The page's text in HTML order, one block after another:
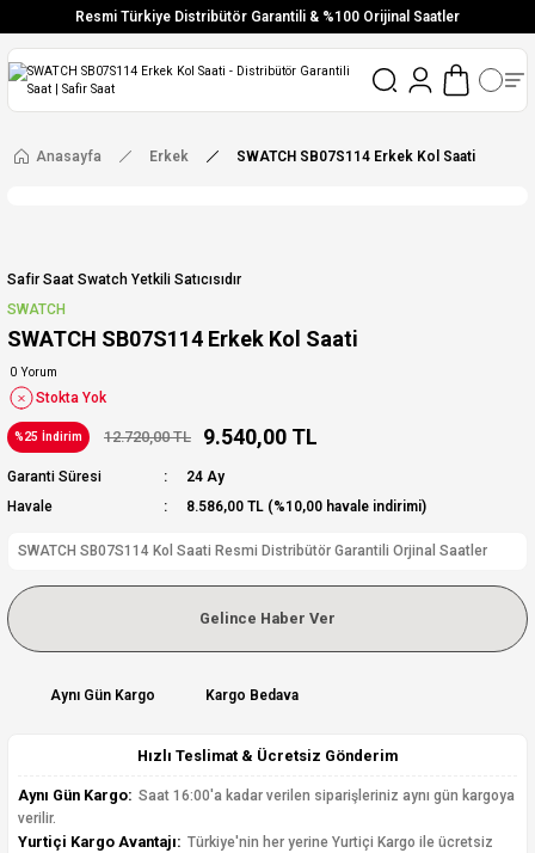
Resmi Türkiye Distribütör Garantili & %100 Orijinal Saatler
Vade Farksız 6 Taksit
Ücretsiz Kargo
Anasayfa Erkek SWATCH SB07S114 Erkek Kol Saati
Safir Saat Swatch Yetkili Satıcısıdır
SWATCH
SWATCH SB07S114 Erkek Kol Saati
0 Yorum
Stokta Yok
%25 İndirim 12.720,00 TL 9.540,00 TL
Garanti Süresi
24 Ay
Havale
8.586,00 TL (%10,00 havale indirimi)
SWATCH SB07S114 Kol Saati Resmi Distribütör Garantili Orjinal Saatler
Gelince Haber Ver
Aynı Gün Kargo Kargo Bedava
Hızlı Teslimat & Ücretsiz Gönderim
Aynı Gün Kargo: Saat 16:00'a kadar verilen siparişleriniz aynı gün kargoya
verilir.
Yurtiçi Kargo Avantajı: Türkiye'nin her yerine Yurtiçi Kargo ile ücretsiz